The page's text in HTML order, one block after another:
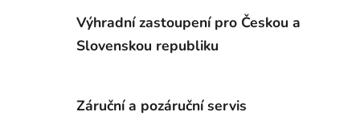
Výhradní zastoupení pro Českou a
Slovenskou republiku
Záruční a pozáruční servis